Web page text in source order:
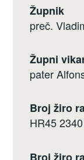
Župnik
preč.
Župni
pater
Broj žiro
HR45
Broj žiro